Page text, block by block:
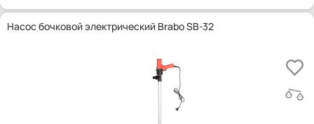
Насос бочковой электрический Brabo SB-32